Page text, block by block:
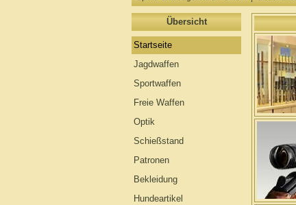
Übersicht
Startseite
Jagdwaffen
Sportwaffen
Freie Waffen
Optik
Schießstand
Patronen
Bekleidung
Hundeartikel